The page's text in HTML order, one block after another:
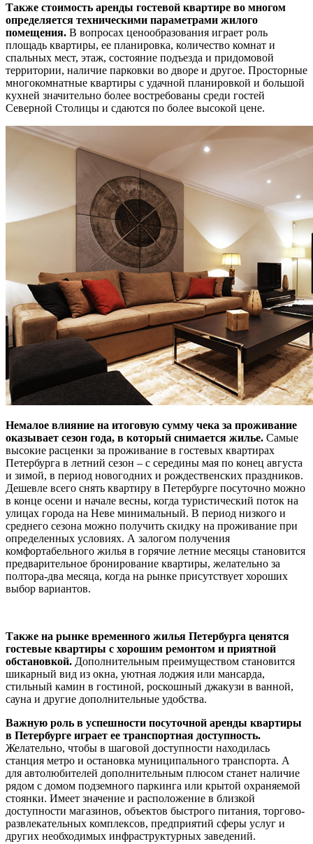
Также стоимость аренды гостевой квартире во многом
определяется техническими параметрами жилого
помещения. В вопросах ценообразования играет роль
площадь квартиры, ее планировка, количество комнат и
спальных мест, этаж, состояние подъезда и придомовой
территории, наличие парковки во дворе и другое. Просторные
многокомнатные квартиры с удачной планировкой и большой
кухней значительно более востребованы среди гостей
Северной Столицы и сдаются по более высокой цене.
Немалое влияние на итоговую сумму чека за проживание
оказывает сезон года, в который снимается жилье. Самые
высокие расценки за проживание в гостевых квартирах
Петербурга в летний сезон – с середины мая по конец августа
и зимой, в период новогодних и рождественских праздников.
Дешевле всего снять квартиру в Петербурге посуточно можно
в конце осени и начале весны, когда туристический поток на
улицах города на Неве минимальный. В период низкого и
среднего сезона можно получить скидку на проживание при
определенных условиях. А залогом получения
комфортабельного жилья в горячие летние месяцы становится
предварительное бронирование квартиры, желательно за
полтора-два месяца, когда на рынке присутствует хороших
выбор вариантов.
Также на рынке временного жилья Петербурга ценятся
гостевые квартиры с хорошим ремонтом и приятной
обстановкой. Дополнительным преимуществом становится
шикарный вид из окна, уютная лоджия или мансарда,
стильный камин в гостиной, роскошный джакузи в ванной,
сауна и другие дополнительные удобства.
Важную роль в успешности посуточной аренды квартиры
в Петербурге играет ее транспортная доступность.
Желательно, чтобы в шаговой доступности находилась
станция метро и остановка муниципального транспорта. А
для автолюбителей дополнительным плюсом станет наличие
рядом с домом подземного паркинга или крытой охраняемой
стоянки. Имеет значение и расположение в близкой
доступности магазинов, объектов быстрого питания, торгово-
развлекательных комплексов, предприятий сферы услуг и
других необходимых инфраструктурных заведений.